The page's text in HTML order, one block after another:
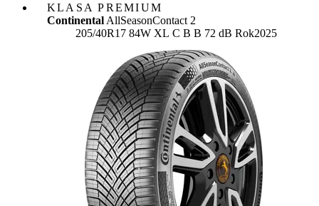
KLASA PREMIUM
Continental AllSeasonContact 2
205/40R17 84W XL Etykieta:
C B B 72 dB Rok2025